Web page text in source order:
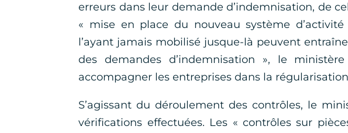
erreurs dans leur demande d’indemnisation, de
« mise en place du nouveau système d’activité
l’ayant jamais mobilisé jusque-là peuvent
des demandes d’indemnisation », le
accompagner les entreprises dans la
S’agissant du déroulement des contrôles, le
vérifications effectuées. Les « contrôles sur